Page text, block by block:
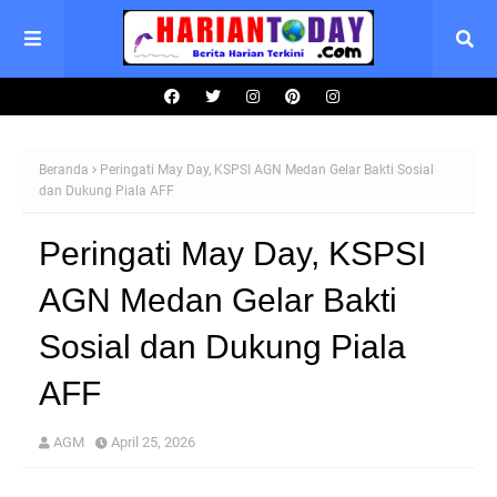
Beranda
Peringati May Day, KSPSI AGN Medan Gelar Bakti Sosial
dan Dukung Piala AFF
Peringati May Day, KSPSI
AGN Medan Gelar Bakti
Sosial dan Dukung Piala
AFF
AGM April 25, 2026